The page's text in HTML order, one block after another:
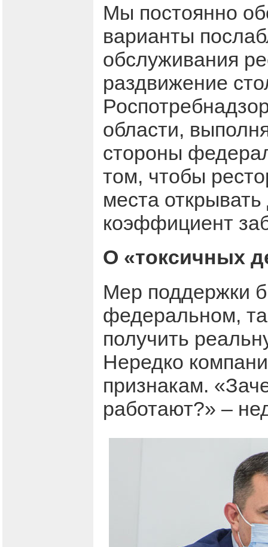
Мы постоянно
варианты
обслуживания
раздвижение
области,
стороны
том, чтобы
места
коэффициент
О «токсичных
Мер поддержки
федеральном,
получить
Нередко
признакам.
работают?» –